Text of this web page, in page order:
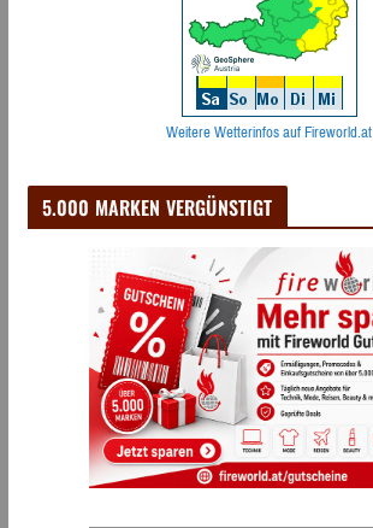
Weitere Wetterinfos auf Fireworld.at
5.000 MARKEN VERGÜNSTIGT